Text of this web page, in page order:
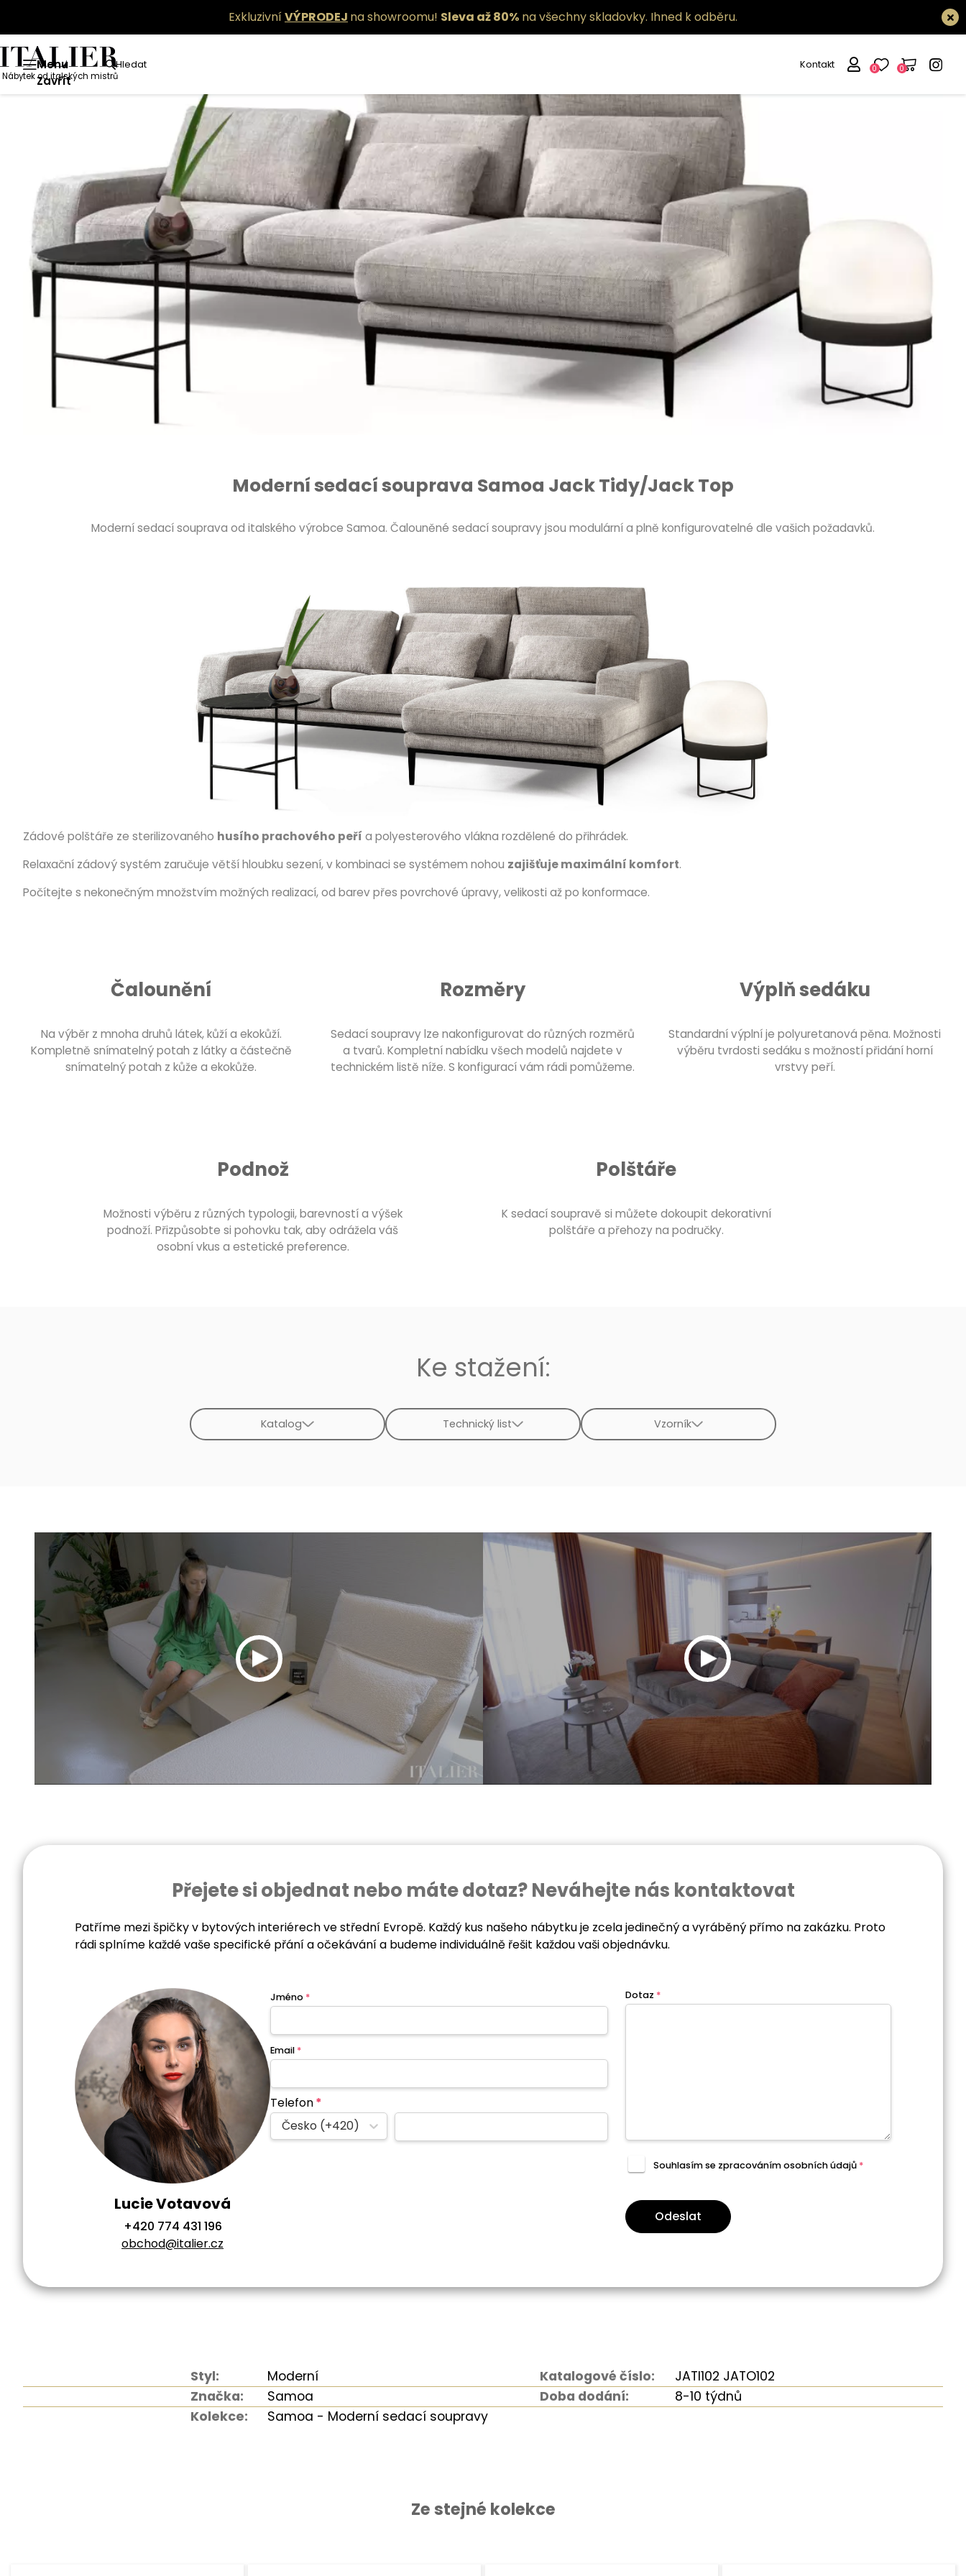
ExkluzivníVÝPRODEJ na showroomu! Sleva až 80% na všechny skladovky. Ihned k odběru.
Menu
Zavřít
Hledat
Nábytek od italských mistrů
Kontakt 0 0
Moderní sedací souprava Samoa Jack Tidy/Jack Top
Moderní sedací souprava od italského výrobce Samoa. Čalouněné sedací soupravy jsou modulární a plně konfigurovatelné dle vašich požadavků.
Zádové polštáře ze sterilizovaného husího prachového peří a polyesterového vlákna rozdělené do přihrádek.
Relaxační zádový systém zaručuje větší hloubku sezení, v kombinaci se systémem nohou zajišťuje maximální komfort.
Počítejte s nekonečným množstvím možných realizací, od barev přes povrchové úpravy, velikosti až po konformace.
Čalounění
Na výběr z mnoha druhů látek, kůží a ekokůží.
Kompletně snímatelný potah z látky a částečně
snímatelný potah z kůže a ekokůže.
Rozměry
Sedací soupravy lze nakonfigurovat do různých rozměrů
a tvarů. Kompletní nabídku všech modelů najdete v
technickém listě níže. S konfigurací vám rádi pomůžeme.
Výplň sedáku
Standardní výplní je polyuretanová pěna. Možnosti
výběru tvrdosti sedáku s možností přidání horní
vrstvy peří.
Podnož
Možnosti výběru z různých typologii, barevností a výšek
podnoží. Přizpůsobte si pohovku tak, aby odrážela váš
osobní vkus a estetické preference.
Polštáře
K sedací soupravě si můžete dokoupit dekorativní
polštáře a přehozy na područky.
Ke stažení:
Katalog Technický list Vzorník
Přejete si objednat nebo máte dotaz? Neváhejte nás kontaktovat
Patříme mezi špičky v bytových interiérech ve střední Evropě. Každý kus našeho nábytku je zcela jedinečný a vyráběný přímo na zakázku. Proto
rádi splníme každé vaše specifické přání a očekávání a budeme individuálně řešit každou vaši objednávku.
Lucie Votavová
+420 774 431 196
obchod@italier.cz
Jméno *
Email *
Telefon*
Česko (+420)
Dotaz *
Souhlasím se zpracovánímosobních údajů *
Odeslat
Styl: Moderní Katalogové číslo:
JATI102 JATO102
Značka:
Samoa Doba dodání:
8-10 týdnů
Kolekce:
Samoa - Moderní sedací soupravy
Ze stejné kolekce